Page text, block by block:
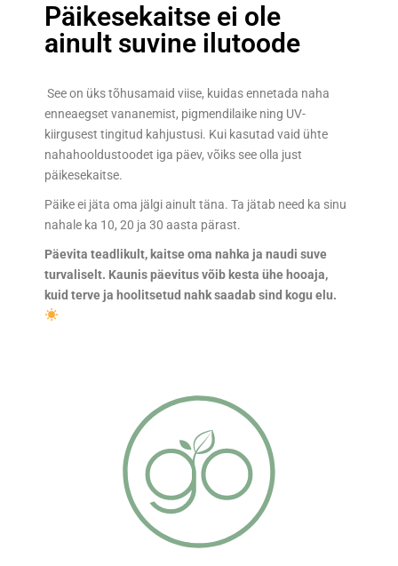
Päikesekaitse ei ole
ainult suvine ilutoode
See on üks tõhusamaid viise, kuidas ennetada naha
enneaegset vananemist, pigmendilaike ning UV-
kiirgusest tingitud kahjustusi. Kui kasutad vaid ühte
nahahooldustoodet iga päev, võiks see olla just
päikesekaitse.
Päike ei jäta oma jälgi ainult täna. Ta jätab need ka sinu
nahale ka 10, 20 ja 30 aasta pärast.
Päevita teadlikult, kaitse oma nahka ja naudi suve
turvaliselt. Kaunis päevitus võib kesta ühe hooaja,
kuid terve ja hoolitsetud nahk saadab sind kogu elu.